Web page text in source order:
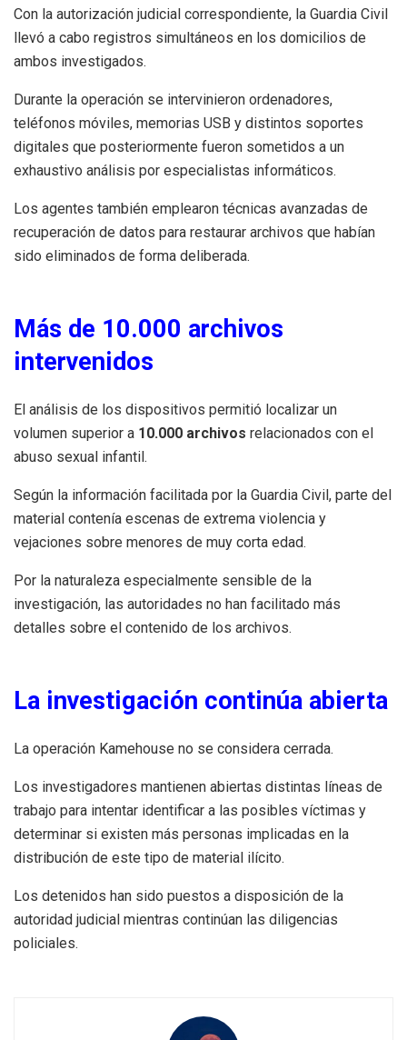
Con la autorización judicial correspondiente, la Guardia Civil
llevó a cabo registros simultáneos en los domicilios de
ambos investigados.
Durante la operación se intervinieron ordenadores,
teléfonos móviles, memorias USB y distintos soportes
digitales que posteriormente fueron sometidos a un
exhaustivo análisis por especialistas informáticos.
Los agentes también emplearon técnicas avanzadas de
recuperación de datos para restaurar archivos que habían
sido eliminados de forma deliberada.
Más de 10.000 archivos
intervenidos
El análisis de los dispositivos permitió localizar un
volumen superior a 10.000 archivos relacionados con el
abuso sexual infantil.
Según la información facilitada por la Guardia Civil, parte del
material contenía escenas de extrema violencia y
vejaciones sobre menores de muy corta edad.
Por la naturaleza especialmente sensible de la
investigación, las autoridades no han facilitado más
detalles sobre el contenido de los archivos.
La investigación continúa abierta
La operación Kamehouse no se considera cerrada.
Los investigadores mantienen abiertas distintas líneas de
trabajo para intentar identificar a las posibles víctimas y
determinar si existen más personas implicadas en la
distribución de este tipo de material ilícito.
Los detenidos han sido puestos a disposición de la
autoridad judicial mientras continúan las diligencias
policiales.